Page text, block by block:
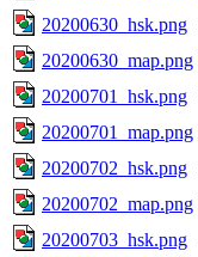
20200630_hsk.png
20200630_map.png
20200701_hsk.png
20200701_map.png
20200702_hsk.png
20200702_map.png
20200703_hsk.png